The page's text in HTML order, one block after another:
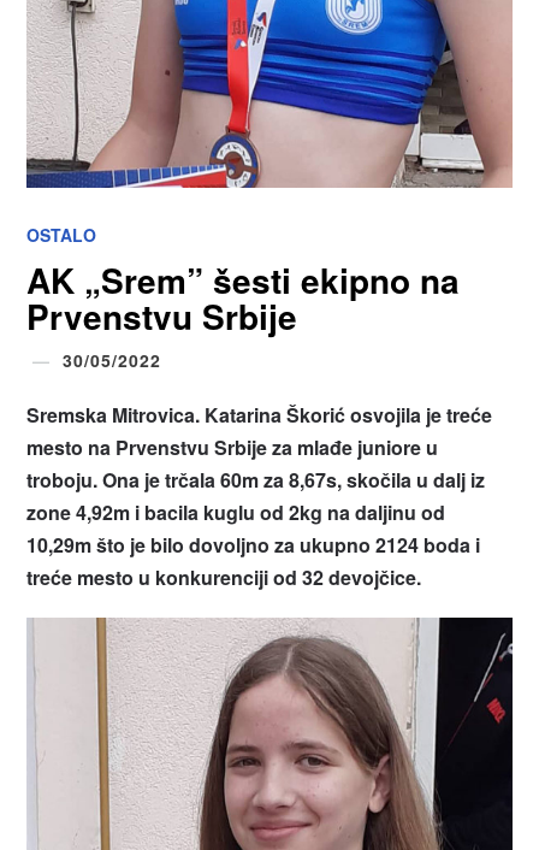
OSTALO
AK „Srem” šesti ekipno na
Prvenstvu Srbije
30/05/2022
Sremska Mitrovica. Katarina Škorić osvojila je treće
mesto na Prvenstvu Srbije za mlađe juniore u
troboju. Ona je trčala 60m za 8,67s, skočila u dalj iz
zone 4,92m i bacila kuglu od 2kg na daljinu od
10,29m što je bilo dovoljno za ukupno 2124 boda i
treće mesto u konkurenciji od 32 devojčice.